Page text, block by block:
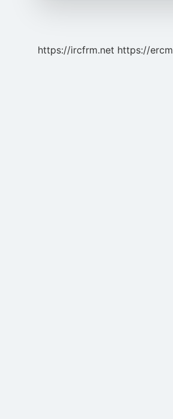
https://ircfrm.net https://